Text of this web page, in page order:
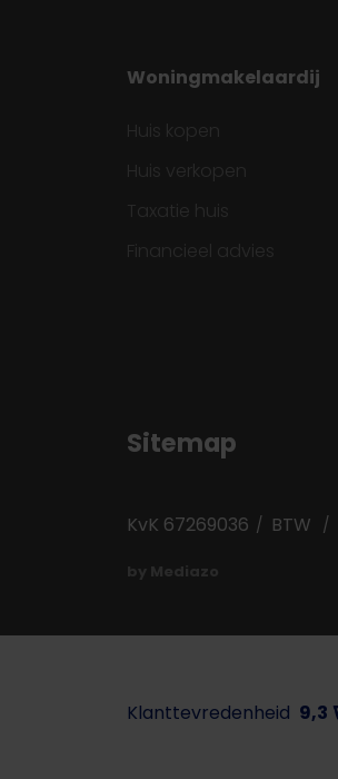
Woningmakelaardij
Huis kopen
Huis verkopen
Taxatie huis
Financieel advies
Sitemap
KvK 67269036 BTW
by Mediazo
Klanttevredenheid 9,3